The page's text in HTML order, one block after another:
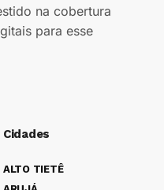
na cobertura
para esse
Cidades
ALTO TIETÊ